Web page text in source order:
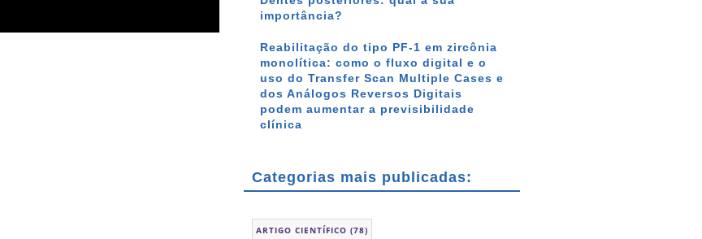
importância?
Reabilitação do tipo PF-1 em zircônia
monolítica: como o fluxo digital e o
uso do Transfer Scan Multiple Cases e
dos Análogos Reversos Digitais
podem aumentar a previsibilidade
clínica
Categorias mais publicadas:
ARTIGO CIENTÍFICO (78)